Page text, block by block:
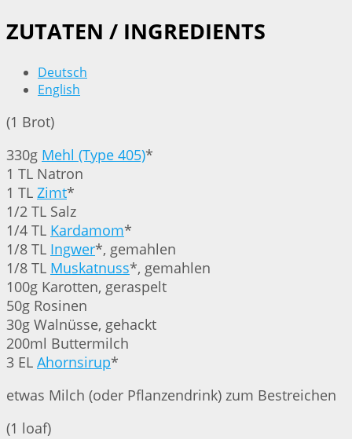
ZUTATEN / INGREDIENTS
Deutsch
English
(1 Brot)
330g Mehl (Type 405)*
1 TL Natron
1 TL Zimt*
1/2 TL Salz
1/4 TL Kardamom*
1/8 TL Ingwer*, gemahlen
1/8 TL Muskatnuss*, gemahlen
100g Karotten, geraspelt
50g Rosinen
30g Walnüsse, gehackt
200ml Buttermilch
3 EL Ahornsirup*
etwas Milch (oder Pflanzendrink) zum Bestreichen
(1 loaf)